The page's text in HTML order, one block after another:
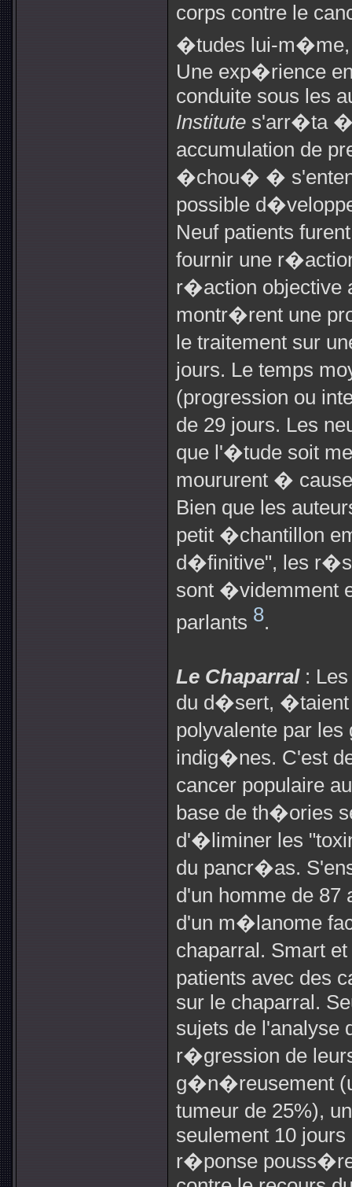
corps contre le
�tudes lui-m�me,
Une exp�rience
conduite sous les
Institute s'arr�ta �
accumulation de
�chou� �
possible
Neuf patients
fournir une
r�action objective
montr�rent une
le traitement sur
jours. Le temps
(progression ou
de 29 jours. Les
que l'�tude soit
moururent �
Bien que les
petit �chantillon
d�finitive", les
sont �videmment
parlants 8.
Le Chaparral :
du d�sert,
polyvalente par
indig�nes. C'est
cancer populaire
base de th�ories
d'�liminer les
du pancr�as.
d'un homme de
d'un m�lanome
chaparral. Smart
patients avec des
sur le chaparral.
sujets de
r�gression de
g�n�reusement
tumeur de 25%),
seulement 10
r�ponse